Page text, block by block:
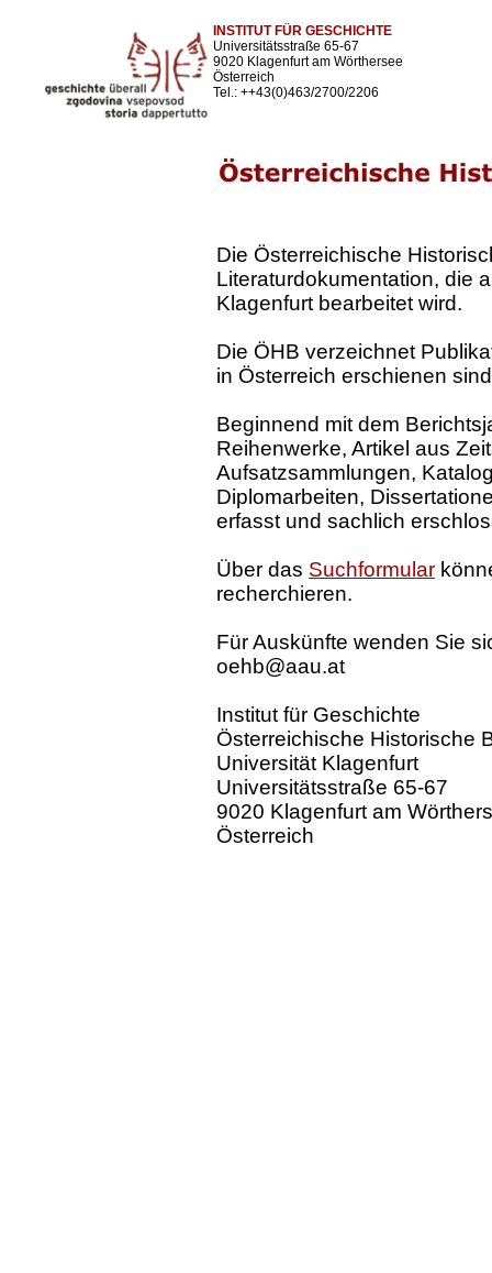
INSTITUT FÜR GESCHICHTE
Universitätsstraße 65-67
9020 Klagenfurt am Wörthersee
Österreich
Tel.: ++43(0)463/2700/2206
Die Österreichische
Literaturdokumentation, die
Klagenfurt bearbeitet wird.
Die ÖHB verzeichnet
in Österreich erschienen
Beginnend mit dem
Reihenwerke, Artikel aus
Aufsatzsammlungen,
Diplomarbeiten,
erfasst und sachlich
Über das Suchformular
recherchieren.
Für Auskünfte wenden Sie
oehb@aau.at
Institut für Geschichte
Österreichische Historische
Universität Klagenfurt
Universitätsstraße 65-67
9020 Klagenfurt am
Österreich